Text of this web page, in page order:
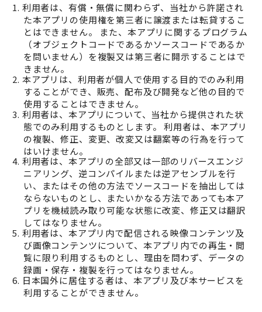
1. 利用者は、有償・無償に関わらず、当社から許諾され
た本アプリの使用権を第三者に譲渡または転貸するこ
とはできません。 また、本アプリに関するプログラム
（オブジェクトコードであるかソースコードであるか
を問いません）を複製又は第三者に開示することはで
きません。
2. 本アプリは、利用者が個人で使用する目的でのみ利用
することができ、販売、配布及び開発など他の目的で
使用することはできません。
3. 利用者は、本アプリについて、当社から提供された状
態でのみ利用するものとします。 利用者は、本アプリ
の複製、修正、変更、改変又は翻案等の行為を行って
はいけません。
4. 利用者は、本アプリの全部又は一部のリバースエンジ
ニアリング、逆コンパイルまたは逆アセンブルを行
い、またはその他の方法でソースコードを抽出しては
ならないものとし、またいかなる方法であっても本ア
プリを機械読み取り可能な状態に改変、修正又は翻訳
してはなりません。
5. 利用者は、本アプリ内で配信される映像コンテンツ及
び画像コンテンツについて、本アプリ内での再生・閲
覧に限り利用するものとし、理由を問わず、データの
録画・保存・複製を行ってはなりません。
6. 日本国外に居住する者は、本アプリ及び本サービスを
利用することができません。